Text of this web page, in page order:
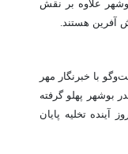
علاوه بر نقش
آفرین هستند.
با خبرنگار مهر
برنج در بندر بوشهر پهلو گرفته
که عملیات تخلیه شروع شده و تا ۱۰ روز آینده تخلیه پایان